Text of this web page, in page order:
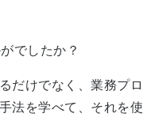
でしたか？
だけでなく、業務プロ
法を学べて、それを使